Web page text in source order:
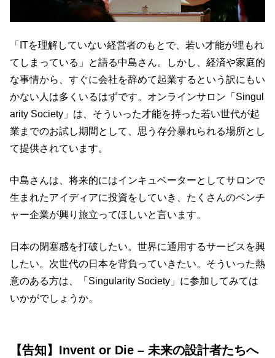
「ITを理解していない経営者のもとで、若い才能が埋もれ
てしまっている」と語る中島さん。しかし、経済や家庭的
な事情から、すぐに会社を辞めて起業するという訳にもい
かない人は多くいるはずです。オンラインサロン「Singul
arity Society」は、そういった才能を持った若い世代が起
業までのお試し期間として、思う存分暴れられる場所とし
て提供されています。
中島さんは、将来的にはインキュベーターとしてサロンで
生まれたアイディアに投資をしていき、たくさんのベンチ
ャー企業が興り旅立ってほしいと言います。
日本の閉塞感を打破したい。世界に通用するサービスを興
したい。次世代の日本を背負っていきたい。そういった熱
意のある方は、「Singularity Society」に参加してみては
いかがでしょうか。
【告知】Invent or Die – 未来の設計者たちへ